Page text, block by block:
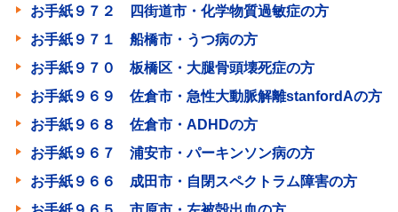
お手紙９７２ 四街道市・化学物質過敏症の方
お手紙９７１ 船橋市・うつ病の方
お手紙９７０ 板橋区・大腿骨頭壊死症の方
お手紙９６９ 佐倉市・急性大動脈解離stanfordAの方
お手紙９６８ 佐倉市・ADHDの方
お手紙９６７ 浦安市・パーキンソン病の方
お手紙９６６ 成田市・自閉スペクトラム障害の方